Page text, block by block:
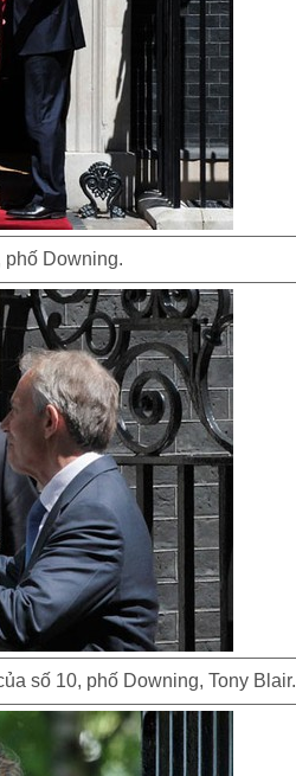
Downing.
số 10, phố Downing, Tony Blair.